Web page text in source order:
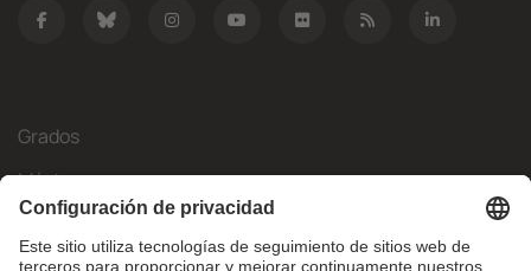
Grados
Másteres
Movilidad Internacional